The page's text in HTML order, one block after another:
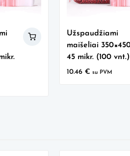
Užspaudžiami
maišeliai
45 mikr. (100 vnt.)
10.46€ su PVM